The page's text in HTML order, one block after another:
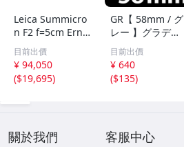
Leica Summicro
n F2 f=5cm Ernst
Leitz GmbH Wet
zlar 沈胴式 レン
ズ フード付 ジャ
ンク Z11024113
目前出價
¥ 94,050
($19,695)
GR【 58mm / グ
レー 】グラデー
ション フィルタ
ー 【検: ND 灰色
減光 NDハーフ
脹G灰 】
目前出價
¥ 640
($135)
關於我們 客服中心